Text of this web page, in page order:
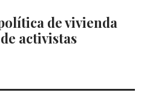
de vivienda
activistas